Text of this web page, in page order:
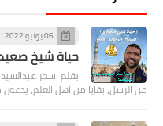
06 يونيو 2022
حياة شيخ
بقلم :سحر
من الرسل، بقايا من أهل العلم،